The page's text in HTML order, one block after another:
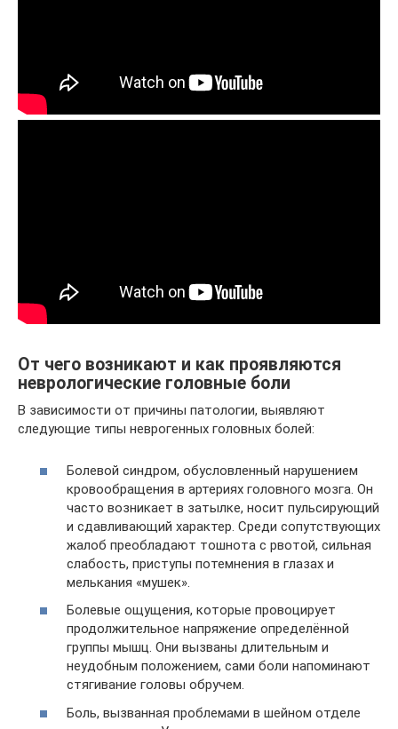
От чего возникают и как проявляются
неврологические головные боли
В зависимости от причины патологии, выявляют
следующие типы неврогенных головных болей:
Болевой синдром, обусловленный нарушением
кровообращения в артериях головного мозга. Он
часто возникает в затылке, носит пульсирующий
и сдавливающий характер. Среди сопутствующих
жалоб преобладают тошнота с рвотой, сильная
слабость, приступы потемнения в глазах и
мелькания «мушек».
Болевые ощущения, которые провоцирует
продолжительное напряжение определённой
группы мышц. Они вызваны длительным и
неудобным положением, сами боли напоминают
стягивание головы обручем.
Боль, вызванная проблемами в шейном отделе